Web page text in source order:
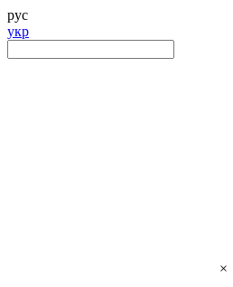
рус
укр
×